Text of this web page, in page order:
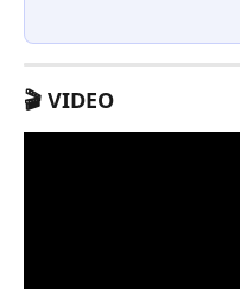
🎬 VIDEO